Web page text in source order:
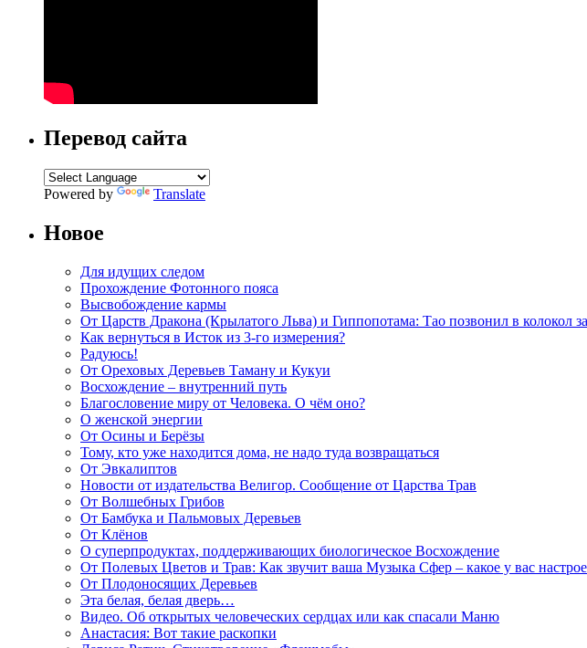
Перевод сайта
Powered by Translate
Новое
Для идущих следом
Прохождение Фотонного пояса
Высвобождение кармы
От Царств Дракона (Крылатого Льва) и Гиппопотама: Тао позвонил в колокол
Как вернуться в Исток из 3-го измерения?
Радуюсь!
От Ореховых Деревьев Таману и Кукуи
Восхождение – внутренний путь
Благословение миру от Человека. О чём оно?
О женской энергии
От Осины и Берёзы
Тому, кто уже находится дома, не надо туда возвращаться
От Эвкалиптов
Новости от издательства Велигор. Сообщение от Царства Трав
От Волшебных Грибов
От Бамбука и Пальмовых Деревьев
От Клёнов
О суперпродуктах, поддерживающих биологическое Восхождение
От Полевых Цветов и Трав: Как звучит ваша Музыка Сфер – какое у вас
От Плодоносящих Деревьев
Эта белая, белая дверь…
Видео. Об открытых человеческих сердцах или как спасали Маню
Анастасия: Вот такие раскопки